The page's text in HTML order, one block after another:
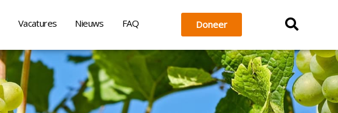
Vacatures Nieuws FAQ Doneer